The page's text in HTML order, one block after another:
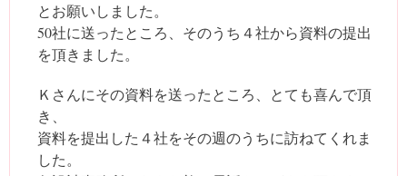
とお願いしました。
50社に送ったところ、そのうち４社から資料の提出
を頂きました。
Ｋさんにその資料を送ったところ、とても喜んで頂
き、
資料を提出した４社をその週のうちに訪ねてくれま
した。